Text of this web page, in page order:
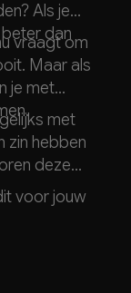
Als je
dan
vraagt om
Maar als
je met
met
zin hebben
deze
voor jouw